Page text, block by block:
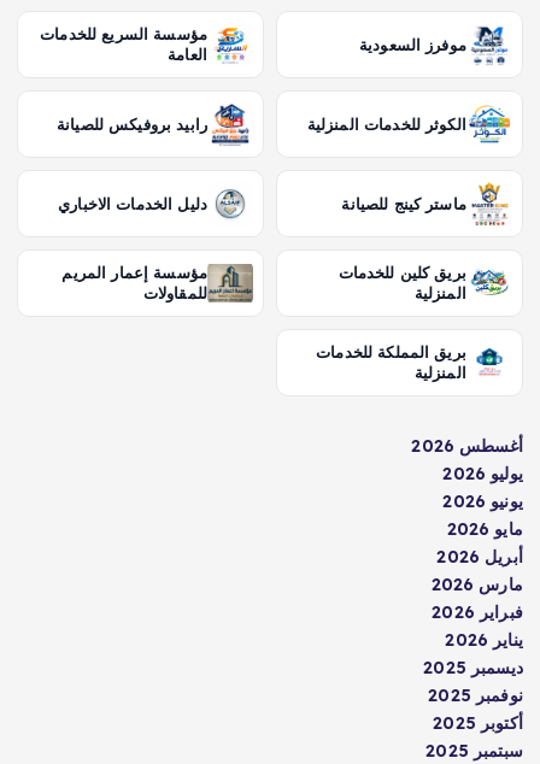
موفرز السعودية
مؤسسة السريع للخدمات
العامة
الكوثر للخدمات المنزلية رابيد بروفيكس للصيانة
ماستر كينج للصيانة دليل الخدمات الاخباري
بريق كلين للخدمات
المنزلية
مؤسسة إعمار المريم
للمقاولات
بريق المملكة للخدمات
المنزلية
أغسطس 2026
يوليو 2026
يونيو 2026
مايو 2026
أبريل 2026
مارس 2026
فبراير 2026
يناير 2026
ديسمبر 2025
نوفمبر 2025
أكتوبر 2025
سبتمبر 2025